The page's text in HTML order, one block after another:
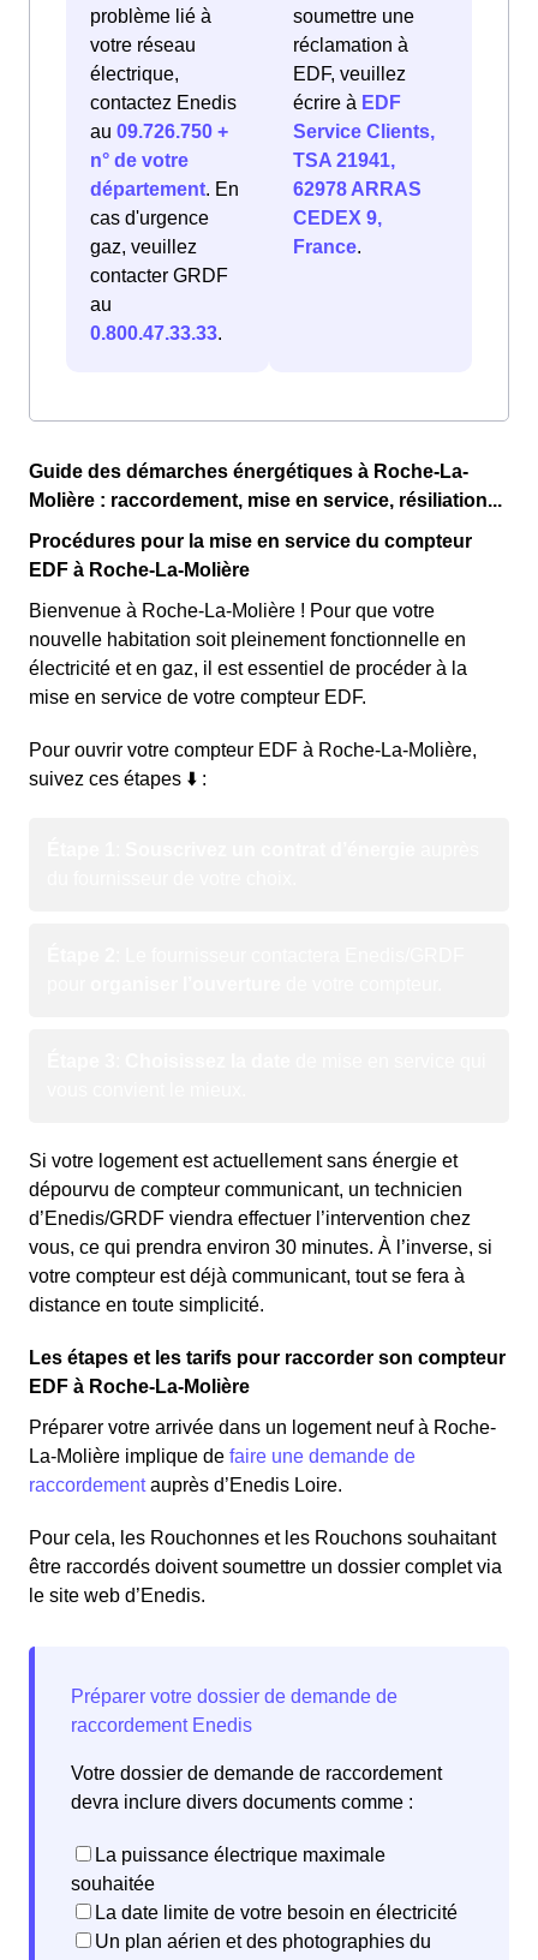
problème lié à
votre réseau
électrique,
contactez Enedis
au 09.726.750 +
n° de votre
département. En
cas d'urgence
gaz, veuillez
contacter GRDF
au
0.800.47.33.33.
soumettre une
réclamation à
EDF, veuillez
écrire à EDF
Service Clients,
TSA 21941,
62978 ARRAS
CEDEX 9,
France.
Guide des démarches énergétiques à Roche-La-
Molière : raccordement, mise en service, résiliation...
Procédures pour la mise en service du compteur
EDF à Roche-La-Molière
Bienvenue à Roche-La-Molière ! Pour que votre
nouvelle habitation soit pleinement fonctionnelle en
électricité et en gaz, il est essentiel de procéder à la
mise en service de votre compteur EDF.
Pour ouvrir votre compteur EDF à Roche-La-Molière,
suivez ces étapes ⬇️ :
Si votre logement est actuellement sans énergie et
dépourvu de compteur communicant, un technicien
d’Enedis/GRDF viendra effectuer l’intervention chez
vous, ce qui prendra environ 30 minutes. À l’inverse, si
votre compteur est déjà communicant, tout se fera à
distance en toute simplicité.
Les étapes et les tarifs pour raccorder son compteur
EDF à Roche-La-Molière
Préparer votre arrivée dans un logement neuf à Roche-
La-Molière implique de faire une demande de
raccordementauprès d’Enedis Loire.
Pour cela, les Rouchonnes et les Rouchons souhaitant
être raccordés doivent soumettre un dossier complet via
le site web d’Enedis.
Votre dossier de demande de raccordement
devra inclure divers documents comme :
La puissance électrique maximale
souhaitée
La date limite de votre besoin en électricité
Un plan aérien et des photographies du